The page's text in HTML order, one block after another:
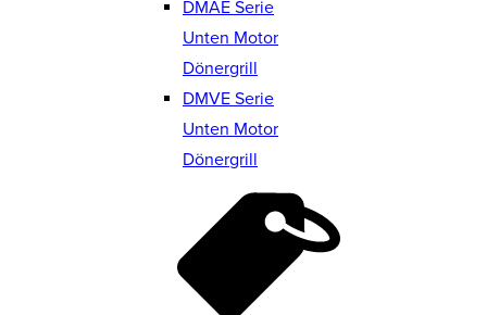
DMAE Serie
Unten Motor
Dönergrill
DMVE Serie
Unten Motor
Dönergrill